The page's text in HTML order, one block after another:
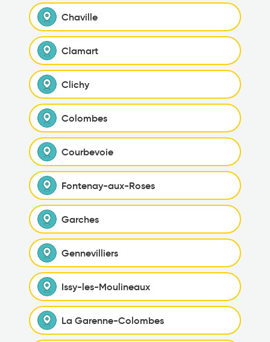
Chaville
Clamart
Clichy
Colombes
Courbevoie
Fontenay-aux-Roses
Garches
Gennevilliers
Issy-les-Moulineaux
La Garenne-Colombes